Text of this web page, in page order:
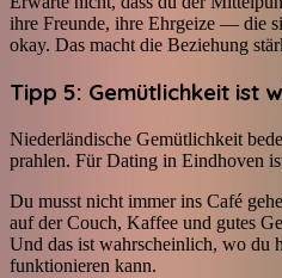
ihre Freunde, ihre Ehrgeize — die
okay. Das macht die Beziehung
Tipp 5: Gemütlichkeit ist
Niederländische Gemütlichkeit
prahlen. Für Dating in Eindhoven
Du musst nicht immer ins Café
auf der Couch, Kaffee und gutes
Und das ist wahrscheinlich, wo du
funktionieren kann.